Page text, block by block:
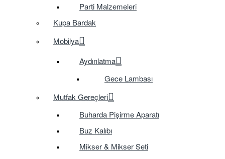
Parti Malzemeleri
Kupa Bardak
Mobilya
Aydınlatma
Gece Lambası
Mutfak Gereçleri
Buharda Pişirme Aparatı
Buz Kalıbı
Mikser & Mikser Seti